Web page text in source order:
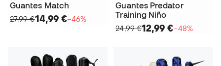
Guantes Match
27,99 €14,99 €−46%
Guantes Predator
Training Niño
24,99 €12,99 €−48%